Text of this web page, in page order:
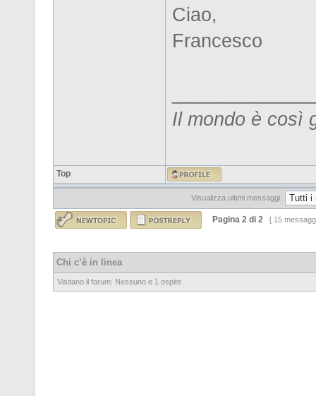
Ciao,
Francesco
Il mondo è così
Top
Visualizza ultimi messaggi:
Pagina 2 di 2 [ 15
Chi c’è in linea
Visitano il forum: Nessuno e 1 ospite